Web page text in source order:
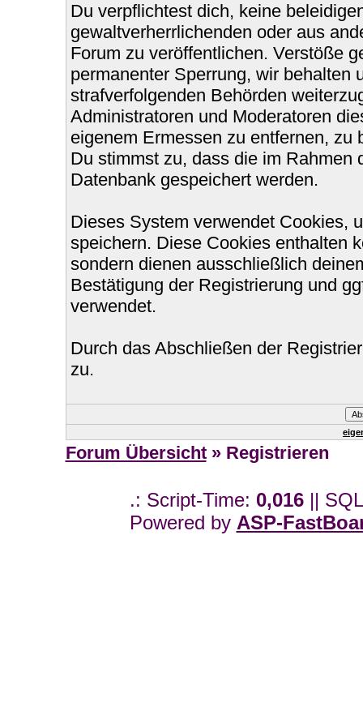
Du verpflichtest dich, keine
gewaltverherrlichenden oder aus
Forum zu veröffentlichen. Verstöße
permanenter Sperrung, wir behalten
strafverfolgenden Behörden
Administratoren und Moderatoren
eigenem Ermessen zu entfernen, zu
Du stimmst zu, dass die im Rahmen
Datenbank gespeichert werden.
Dieses System verwendet Cookies,
speichern. Diese Cookies enthalten
sondern dienen ausschließlich
Bestätigung der Registrierung und
verwendet.
Durch das Abschließen der
zu.
Forum Übersicht» Registrieren
.: Script-Time: 0,016||
Powered by ASP-